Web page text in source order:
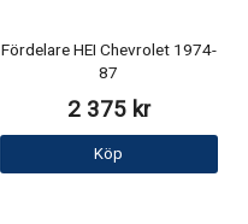
Fördelare HEI Chevrolet 1974-
87
2 375 kr
Köp